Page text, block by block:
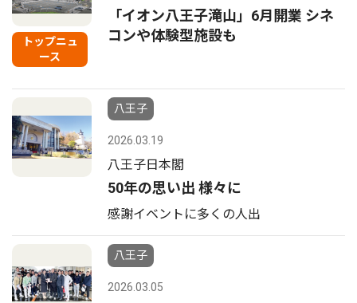
トップニュ
ース
「イオン八王子滝山」6月開業 シネ
コンや体験型施設も
八王子
2026.03.19
八王子日本閣
50年の思い出 様々に
感謝イベントに多くの人出
八王子
2026.03.05